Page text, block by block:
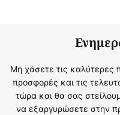
Μη χάσετε τις καλύτερες
προσφορές και τις
τώρα και θα σας
να εξαργυρώσετε στην